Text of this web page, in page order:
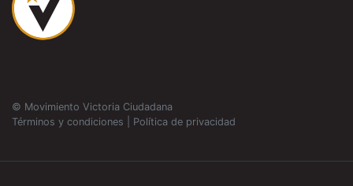
© Movimiento Victoria Ciudadana
Términos y condiciones
Política de privacidad